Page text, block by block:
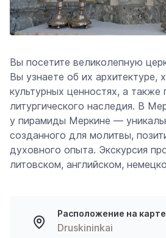
Вы посетите великолепную
Вы узнаете об их архитектуре,
культурных ценностях, а также
литургического наследия. В
у пирамиды Меркине —
созданного для молитвы,
духовного опыта. Экскурсия
литовском, английском,
Расположение на карте
Druskininkai